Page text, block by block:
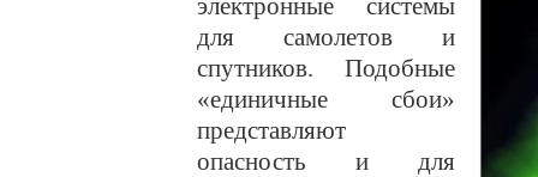
электронные системы
для самолетов и
спутников. Подобные
«единичные сбои»
представляют
опасность и для